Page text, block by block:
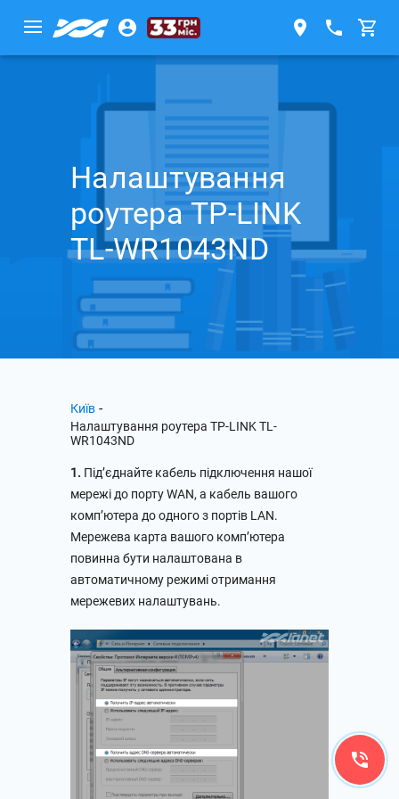
Налаштування
роутера TP-LINK
TL-WR1043ND
Київ -
Налаштування роутера TP-LINK TL-
WR1043ND
1. Під’єднайте кабель підключення нашої
мережі до порту WAN, а кабель вашого
комп’ютера до одного з портів LAN.
Мережева карта вашого комп’ютера
повинна бути налаштована в
автоматичному режимі отримання
мережевих налаштувань.